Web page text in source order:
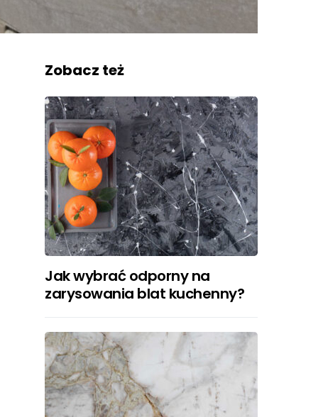
Zobacz też
Jak wybrać odporny na
zarysowania blat kuchenny?